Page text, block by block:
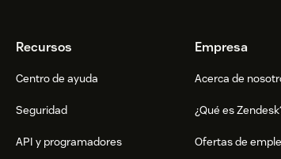
Recursos
Centro de ayuda
Seguridad
API y programadores
Empresa
Acerca de
¿Qué es
Ofertas de